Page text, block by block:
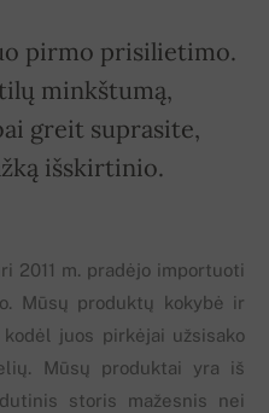
pirmo prisilietimo.
minkštumą,
greit suprasite,
išskirtinio.
2011 m. pradėjo importuoti
Mūsų produktų kokybė ir
juos pirkėjai užsisako
Mūsų produktai yra iš
storis mažesnis nei